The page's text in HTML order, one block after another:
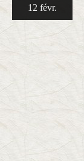
12 févr.